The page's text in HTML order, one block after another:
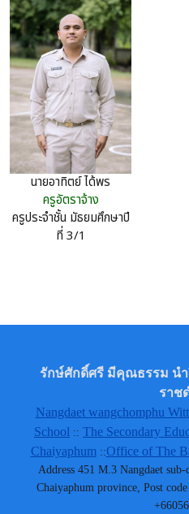
นายอาทิตย์ ได้พร
ครูอัตราจ้าง
ครูประจำชั้น มัธยมศึกษาปี
ที่ 3/1
รักษ์ศักดิ์ศรี มีคุณธรรม น
ราช
Nangdaet wangchomphu
School :: The Secondary
Chaiyaphum::Office of The
Address 451 M.3 Nangdaet
Chaiyaphum province, Post